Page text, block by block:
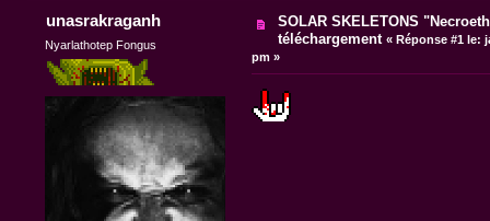
unasrakraganh
Nyarlathotep Fongus
SOLAR SKELETONS
téléchargement «Réponse #1 le:
pm »